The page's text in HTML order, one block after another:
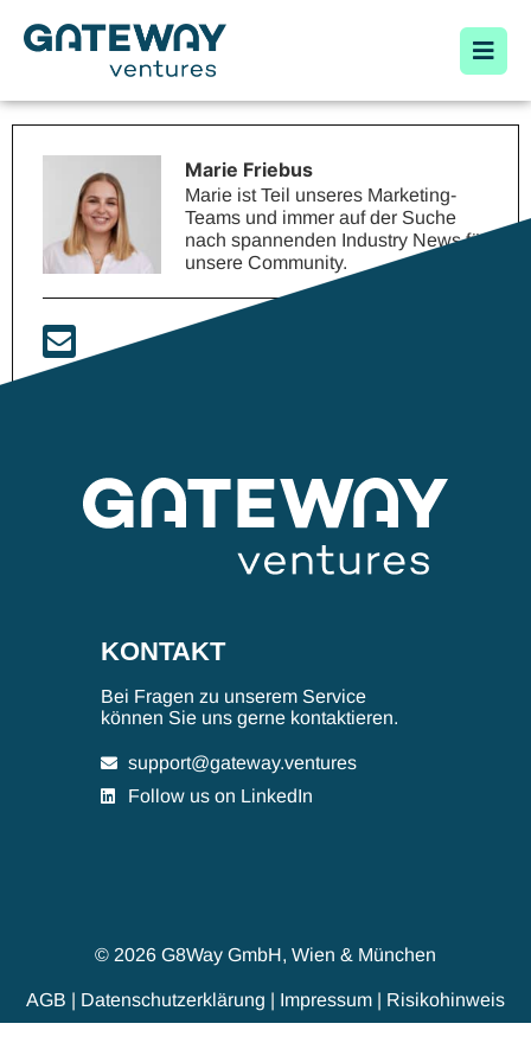
Marie Friebus
Marie ist Teil unseres Marketing-
Teams und immer auf der Suche
nach spannenden Industry News für
unsere Community.
KONTAKT
Bei Fragen zu unserem Service
können Sie uns gerne kontaktieren.
support@gateway.ventures
Follow us on LinkedIn
© 2026 G8Way GmbH, Wien & München
AGB | Datenschutzerklärung | Impressum | Risikohinweis